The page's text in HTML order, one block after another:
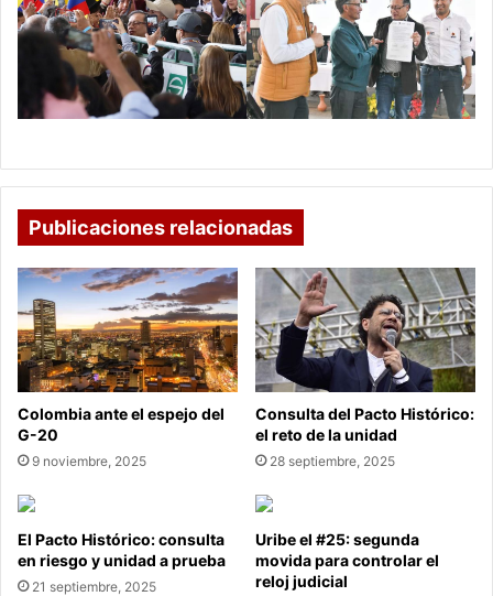
Publicaciones relacionadas
Colombia ante el espejo del
G-20
9 noviembre, 2025
Consulta del Pacto Histórico:
el reto de la unidad
28 septiembre, 2025
El Pacto Histórico: consulta
en riesgo y unidad a prueba
21 septiembre, 2025
Uribe el #25: segunda
movida para controlar el
reloj judicial